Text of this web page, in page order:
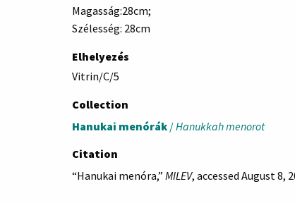
Magasság:28cm;
Szélesség: 28cm
Elhelyezés
Vitrin/C/5
Collection
Hanukai menórák /Hanukkah menorot
Citation
“Hanukai menóra,” MILEV, accessed August 8,